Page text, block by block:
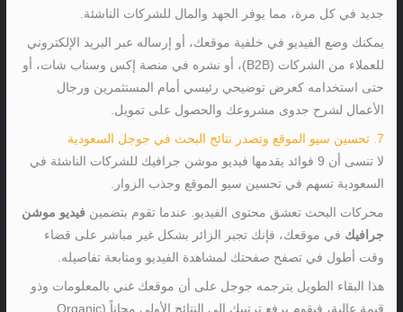
جديد في كل مرة، مما يوفر الجهد والمال للشركات الناشئة.
يمكنك وضع الفيديو في خلفية موقعك، أو إرساله عبر البريد الإلكتروني
للعملاء من الشركات (B2B)، أو نشره في منصة إكس وسناب شات، أو
حتى استخدامه كعرض توضيحي رئيسي أمام المستثمرين ورجال
الأعمال لشرح جدوى مشروعك والحصول على تمويل.
7. تحسين سيو الموقع وتصدر نتائج البحث في جوجل السعودية
لا تنسى أن 9 فوائد يقدمها فيديو موشن جرافيك للشركات الناشئة في
السعودية تسهم في تحسين سيو الموقع وجذب الزوار.
محركات البحث تعشق محتوى الفيديو. عندما تقوم بتضمينفيديو موشن
جرافيك في موقعك، فإنك تجبر الزائر بشكل غير مباشر على قضاء
وقت أطول في تصفح صفحتك لمشاهدة الفيديو ومتابعة تفاصيله.
هذا البقاء الطويل يترجمه جوجل على أن موقعك غني بالمعلومات وذو
قيمة عالية، فيقوم برفع ترتيبك إلى النتائج الأولى مجاناً (Organic